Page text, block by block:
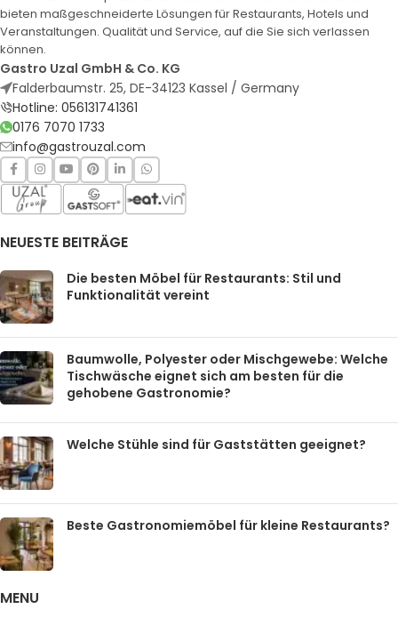
bieten maßgeschneiderte Lösungen für Restaurants, Hotels und
Veranstaltungen. Qualität und Service, auf die Sie sich verlassen
können.
Gastro Uzal GmbH & Co. KG
Falderbaumstr. 25, DE-34123 Kassel / Germany
Hotline: 056131741361
0176 7070 1733
info@gastrouzal.com
NEUESTE BEITRÄGE
Die besten Möbel für Restaurants: Stil und
Funktionalität vereint
Baumwolle, Polyester oder Mischgewebe: Welche
Tischwäsche eignet sich am besten für die
gehobene Gastronomie?
Welche Stühle sind für Gaststätten geeignet?
Beste Gastronomiemöbel für kleine Restaurants?
MENU